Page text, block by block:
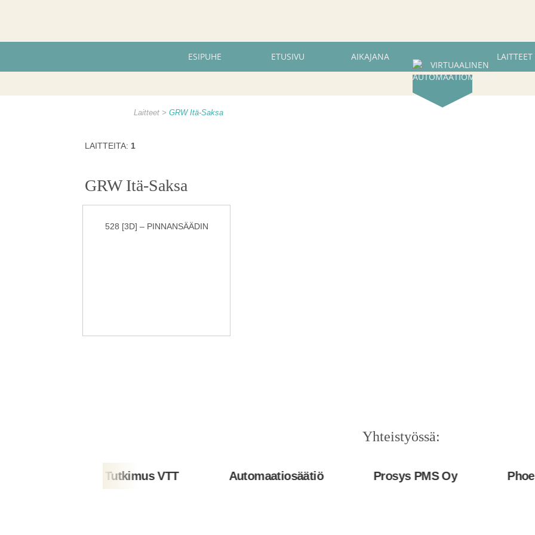
ESIPUHE ETUSIVU AIKAJANA LAITTEET
Laitteet GRW Itä-Saksa
LAITTEITA: 1
GRW Itä-Saksa
528 [3D] – PINNANSÄÄDIN
Yhteistyössä:
Teknologian Tutkimus VTT Automaatiosäätiö Prosys PMS Oy Phoenix